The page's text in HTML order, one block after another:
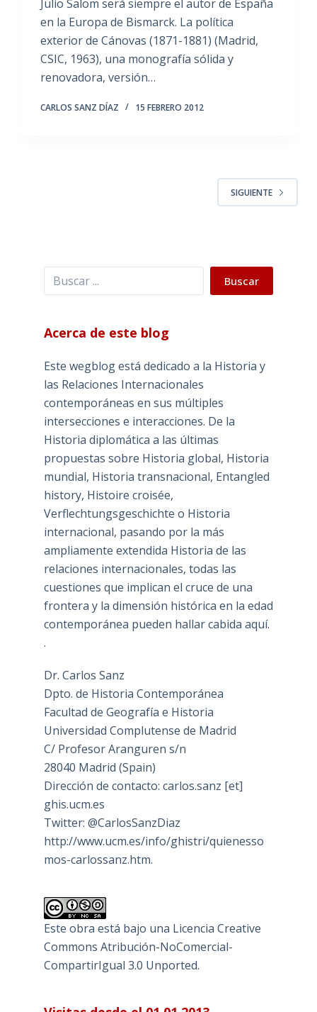
Julio Salom será siempre el autor de España
en la Europa de Bismarck. La política
exterior de Cánovas (1871-1881) (Madrid,
CSIC, 1963), una monografía sólida y
renovadora, versión…
CARLOS SANZ DÍAZ 15 FEBRERO 2012
SIGUIENTE
Buscar Buscar
Acerca de este blog
Este wegblog está dedicado a la Historia y
las Relaciones Internacionales
contemporáneas en sus múltiples
intersecciones e interacciones. De la
Historia diplomática a las últimas
propuestas sobre Historia global, Historia
mundial, Historia transnacional, Entangled
history, Histoire croisée,
Verflechtungsgeschichte o Historia
internacional, pasando por la más
ampliamente extendida Historia de las
relaciones internacionales, todas las
cuestiones que implican el cruce de una
frontera y la dimensión histórica en la edad
contemporánea pueden hallar cabida aquí.
.
Dr. Carlos Sanz
Dpto. de Historia Contemporánea
Facultad de Geografía e Historia
Universidad Complutense de Madrid
C/ Profesor Aranguren s/n
28040 Madrid (Spain)
Dirección de contacto: carlos.sanz [et]
ghis.ucm.es
Twitter: @CarlosSanzDiaz
http://www.ucm.es/info/ghistri/quienesso
mos-carlossanz.htm.
Este obra está bajo una Licencia Creative
Commons Atribución-NoComercial-
CompartirIgual 3.0 Unported.